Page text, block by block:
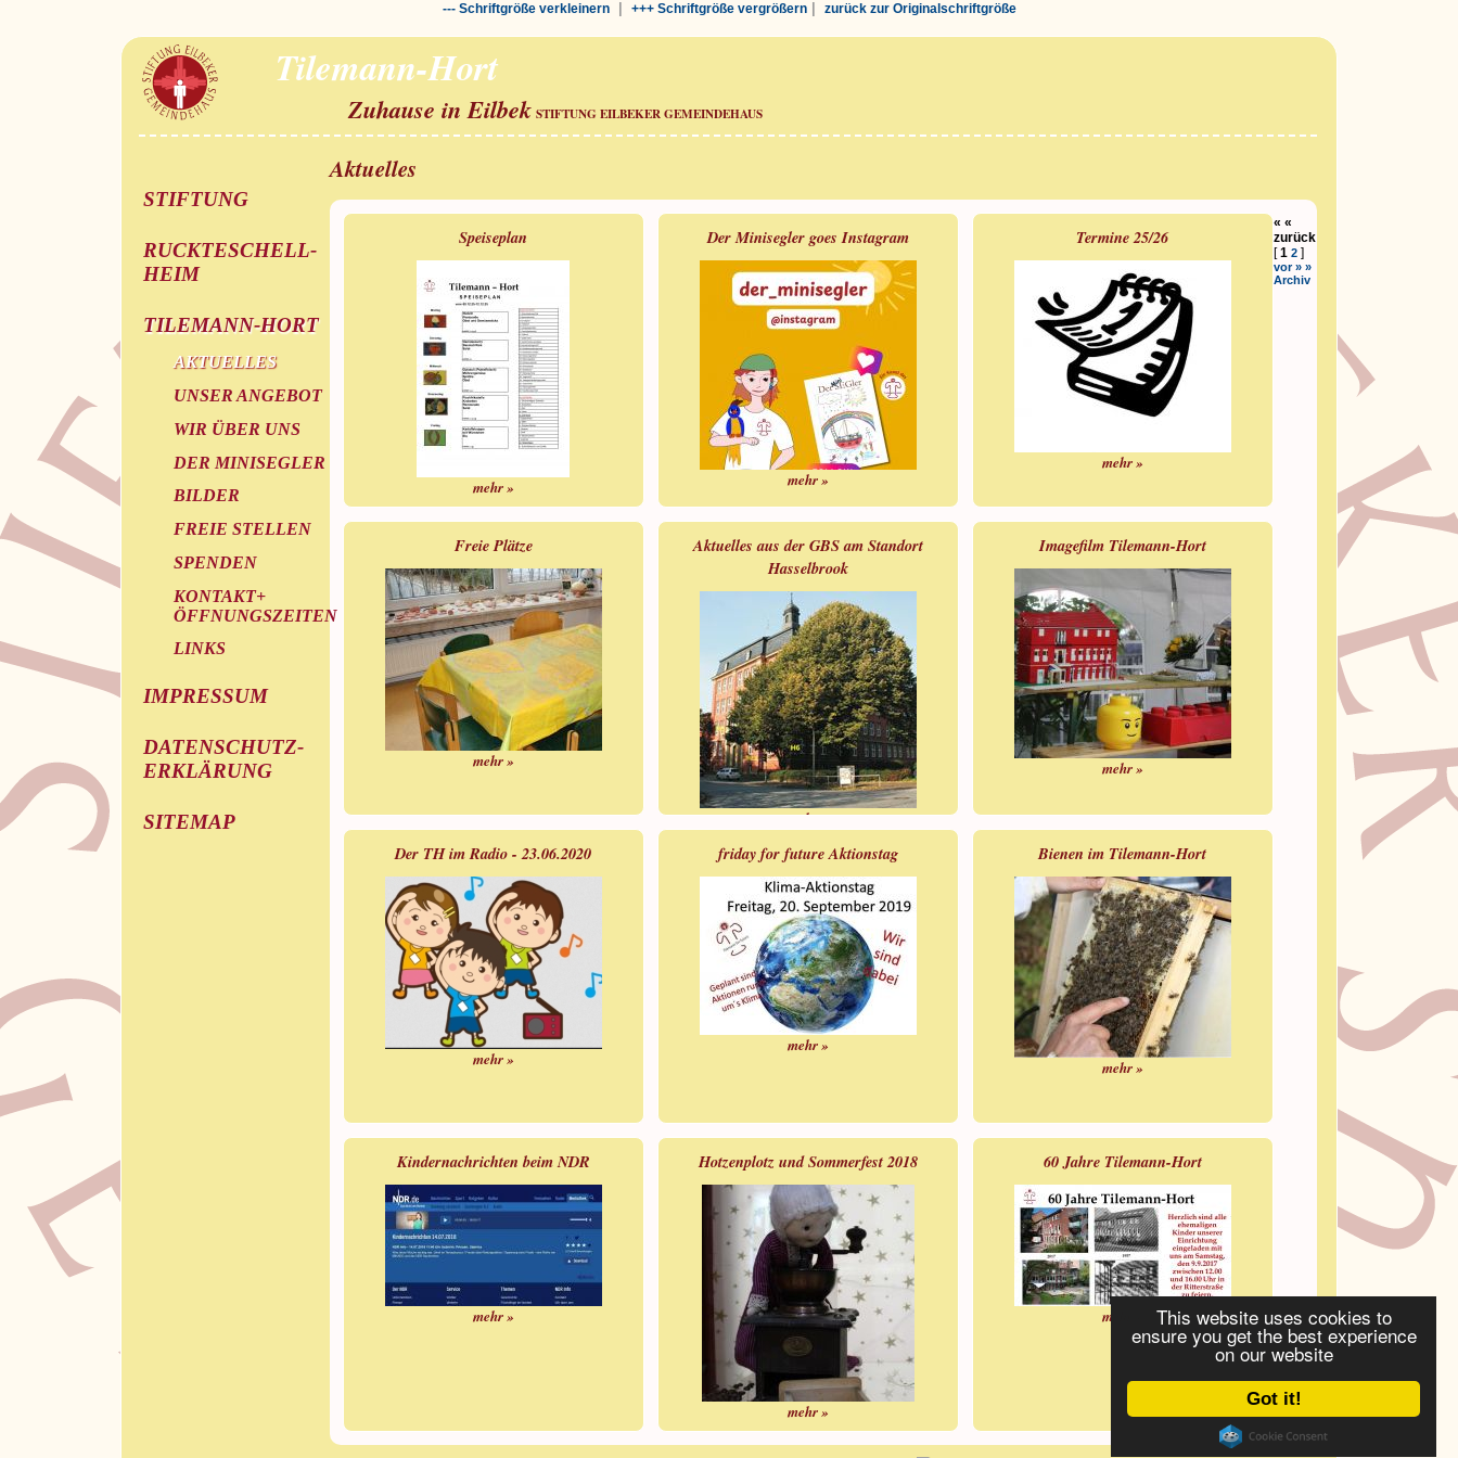
Got it!
This website uses cookies to
ensure you get the best experience
on our website
Cookie Consent plugin for the EU cookie law
--- Schriftgröße verkleinern| +++ Schriftgröße vergrößern| zurück zur Originalschriftgröße
Tilemann-Hort
Zuhause in Eilbek STIFTUNG EILBEKER GEMEINDEHAUS
STIFTUNG
RUCKTESCHELL-
HEIM
TILEMANN-HORT
AKTUELLES
UNSER ANGEBOT
WIR ÜBER UNS
DER MINISEGLER
BILDER
FREIE STELLEN
SPENDEN
KONTAKT+
ÖFFNUNGSZEITEN
LINKS
IMPRESSUM
DATENSCHUTZ-
ERKLÄRUNG
SITEMAP
Aktuelles
Speiseplan
mehr »
Der Minisegler goes Instagram
mehr »
Termine 25/26
mehr »
Freie Plätze
mehr »
Aktuelles aus der GBS am Standort
Hasselbrook
mehr »
Imagefilm Tilemann-Hort
mehr »
Der TH im Radio - 23.06.2020
mehr »
friday for future Aktionstag
mehr »
Bienen im Tilemann-Hort
mehr »
Kindernachrichten beim NDR
mehr »
Hotzenplotz und Sommerfest 2018
mehr »
60 Jahre Tilemann-Hort
mehr »
« «
zurück
[1 2 ]
vor » »
Archiv